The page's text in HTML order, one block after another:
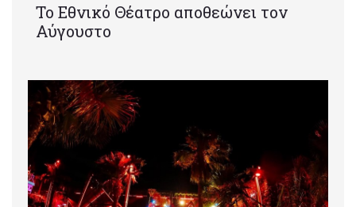
Το Εθνικό Θέατρο αποθεώνει τον
Αύγουστο